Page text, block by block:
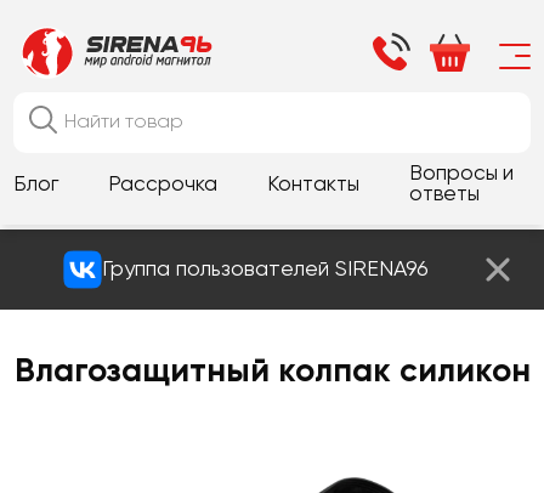
Блог Рассрочка Контакты
Вопросы и
ответы
Группа пользователей SIRENA96
Влагозащитный колпак силикон